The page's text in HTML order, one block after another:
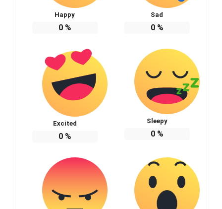
Happy
0%
Sad
0%
Excited
0%
Sleepy
0%